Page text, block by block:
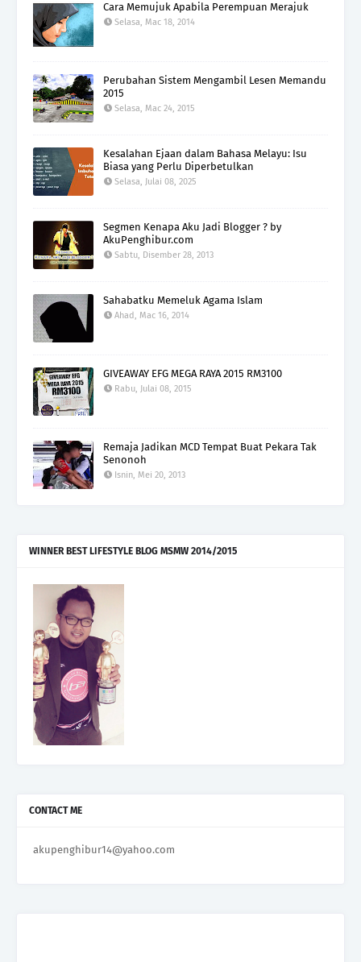
Cara Memujuk Apabila Perempuan Merajuk
Selasa, Mac 18, 2014
Perubahan Sistem Mengambil Lesen Memandu
2015
Selasa, Mac 24, 2015
Kesalahan Ejaan dalam Bahasa Melayu: Isu
Biasa yang Perlu Diperbetulkan
Selasa, Julai 08, 2025
Segmen Kenapa Aku Jadi Blogger ? by
AkuPenghibur.com
Sabtu, Disember 28, 2013
Sahabatku Memeluk Agama Islam
Ahad, Mac 16, 2014
GIVEAWAY EFG MEGA RAYA 2015 RM3100
Rabu, Julai 08, 2015
Remaja Jadikan MCD Tempat Buat Pekara Tak
Senonoh
Isnin, Mei 20, 2013
WINNER BEST LIFESTYLE BLOG MSMW 2014/2015
CONTACT ME
akupenghibur14@yahoo.com